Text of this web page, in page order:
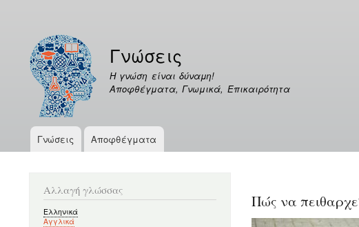
λογαριασμού
χρήστη
Γνώσεις
Η γνώση είναι δύναμη!
Αποφθέγματα, Γνωμικά, Επικαιρότητα
Κεντρική
Γνώσεις Αποφθέγματα
Πώς να
Αλλαγή γλώσσας
Ελληνικά
Αγγλικά